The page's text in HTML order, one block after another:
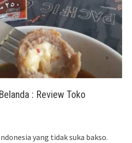
: Review Toko
yang tidak suka bakso.